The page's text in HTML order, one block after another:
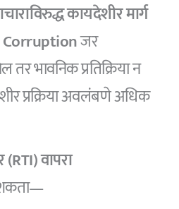
कायदेशीर मार्ग
जर
तर भावनिक प्रतिक्रिया न
प्रक्रिया अवलंबणे अधिक
वापरा
शकता—